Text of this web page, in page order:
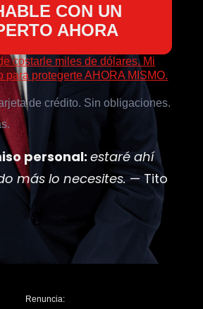
CON UN
AHORA
costarle miles de dólares. Mi
para protegerte AHORA MISMO.
de crédito. Sin obligaciones.
personal: estaré ahí
más lo necesites.— Tito
Renuncia: